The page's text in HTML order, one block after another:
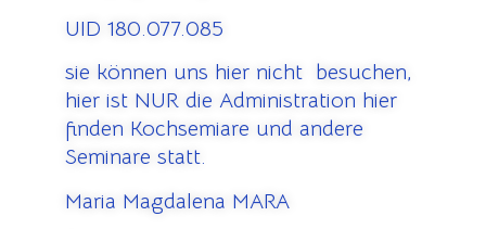
UID 180.077.085
sie können uns hier nicht besuchen,
hier ist NUR die Administration hier
finden Kochsemiare und andere
Seminare statt.
Maria Magdalena MARA